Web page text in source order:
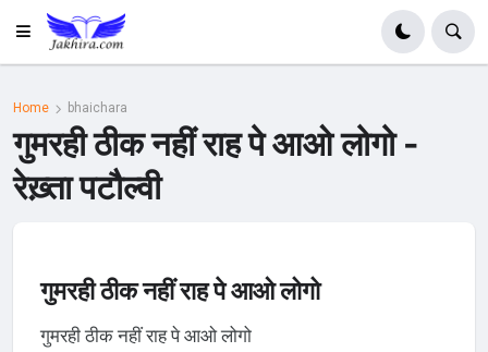
Home bhaichara
गुमरही ठीक नहीं राह पे आओ लोगो -
रेख़्ता पटौल्वी
गुमरही ठीक नहीं राह पे आओ लोगो
गुमरही ठीक नहीं राह पे आओ लोगो